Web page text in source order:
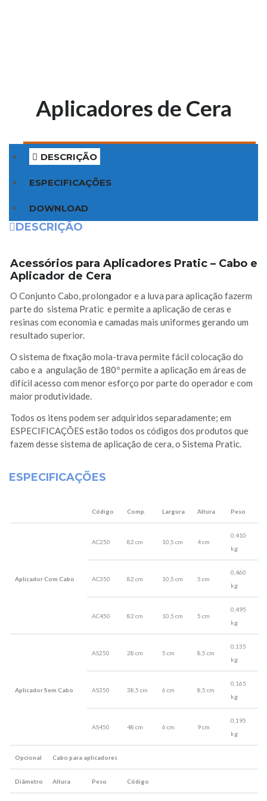
Aplicadores de Cera
DESCRIÇÃO
ESPECIFICAÇÕES
DOWNLOAD
DESCRIÇÃO
Acessórios para Aplicadores Pratic – Cabo e
Aplicador de Cera
O Conjunto Cabo, prolongador e a luva para aplicação fazerm
parte do sistema Pratic e permite a aplicação de ceras e
resinas com economia e camadas mais uniformes gerando um
resultado superior.
O sistema de fixação mola-trava permite fácil colocação do
cabo e a angulação de 180º permite a aplicação em áreas de
difícil acesso com menor esforço por parte do operador e com
maior produtividade.
Todos os itens podem ser adquiridos separadamente; em
ESPECIFICAÇÕES estão todos os códigos dos produtos que
fazem desse sistema de aplicação de cera, o Sistema Pratic.
ESPECIFICAÇÕES
Código Comp. Largura Altura Peso
Aplicador Com Cabo
AC250 82 cm 10,5 cm 4 cm
0,410
kg
AC350 82 cm 10,5 cm 5 cm
0,460
kg
AC450 82 cm 10,5 cm 5 cm
0,495
kg
Aplicador Sem Cabo
AS250 28 cm 5 cm 8,5 cm
0,135
kg
AS350 38,5 cm 6 cm 8,5 cm
0,165
kg
AS450 48 cm 6 cm 9 cm
0,195
kg
Opcional Cabo para aplicadores
Diâmetro Altura Peso Código